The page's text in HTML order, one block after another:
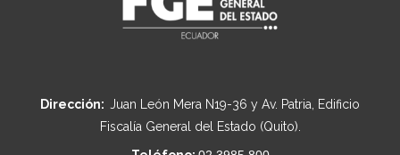
Dirección: Juan León Mera N19-36 y Av. Patria, Edificio
Fiscalía General del Estado (Quito).